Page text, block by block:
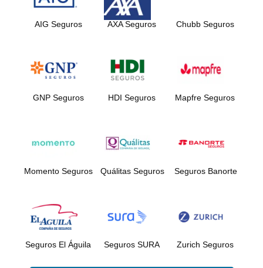
AIG Seguros AXA Seguros Chubb Seguros
GNP Seguros HDI Seguros Mapfre Seguros
Momento Seguros Quálitas Seguros Seguros Banorte
Seguros El Águila Seguros SURA Zurich Seguros